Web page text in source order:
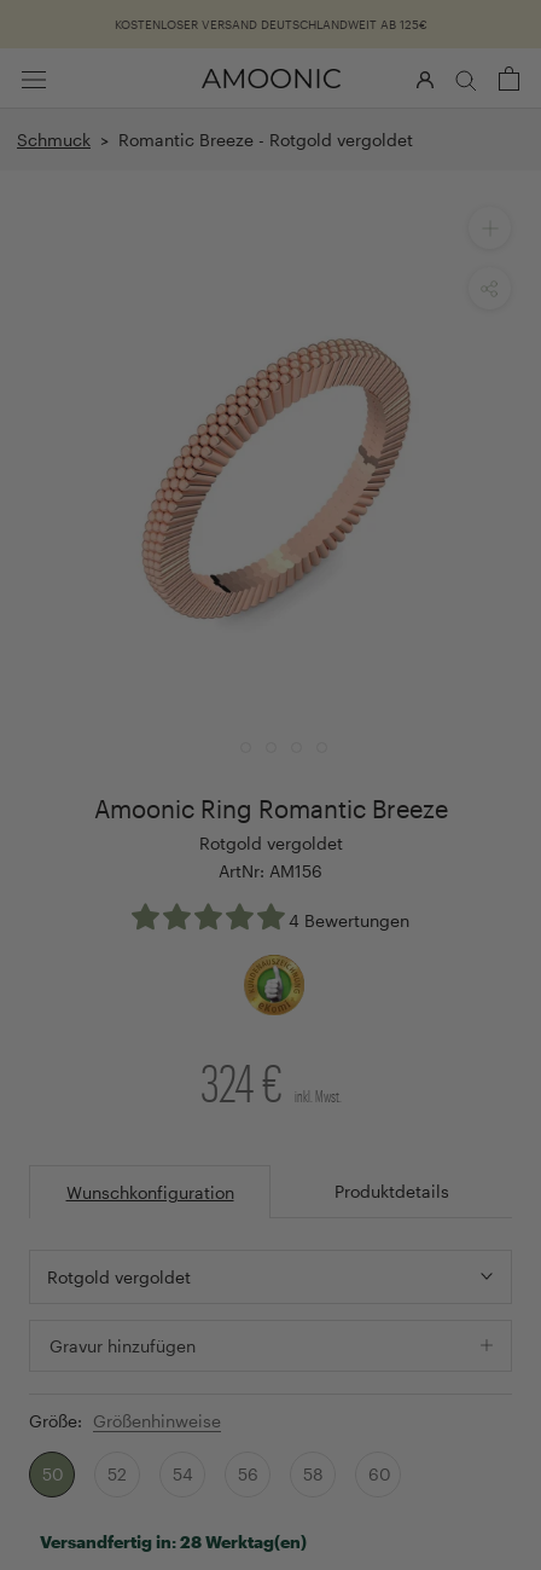
KOSTENLOSER VERSAND DEUTSCHLANDWEIT AB 125€
Schmuck > Romantic Breeze - Rotgold vergoldet
Amoonic Ring Romantic Breeze
Rotgold vergoldet
ArtNr: AM156
4 Bewertungen
324 € inkl. Mwst.
Wunschkonfiguration Produktdetails
Rotgold vergoldet
Gravur hinzufügen
Größe: Größenhinweise
50 52 54 56 58 60
Versandfertig in:28 Werktag(en)